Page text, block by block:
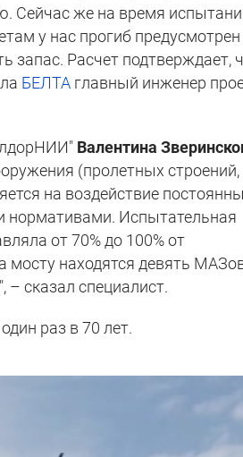
Сейчас же на время
у нас прогиб предусмотрен
запас. Расчет подтверждает,
БЕЛТА главный инженер
Валентина
(пролетных строений,
на воздействие
нормативами. Испытательная
от 70% до 100% от
мосту находятся девять
– сказал специалист.
раз в 70 лет.